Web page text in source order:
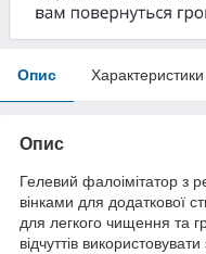
Опис Характеристики
Опис
Гелевий фалоімітатор з
вінками для додаткової
для легкого чищення та
відчуттів